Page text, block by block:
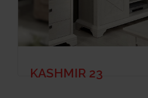
KASHMIR 23